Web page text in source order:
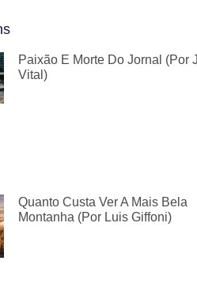
Paixão E Morte Do Jornal (por
Vital)
Quanto Custa Ver A Mais Bela
Montanha (por Luis Giffoni)